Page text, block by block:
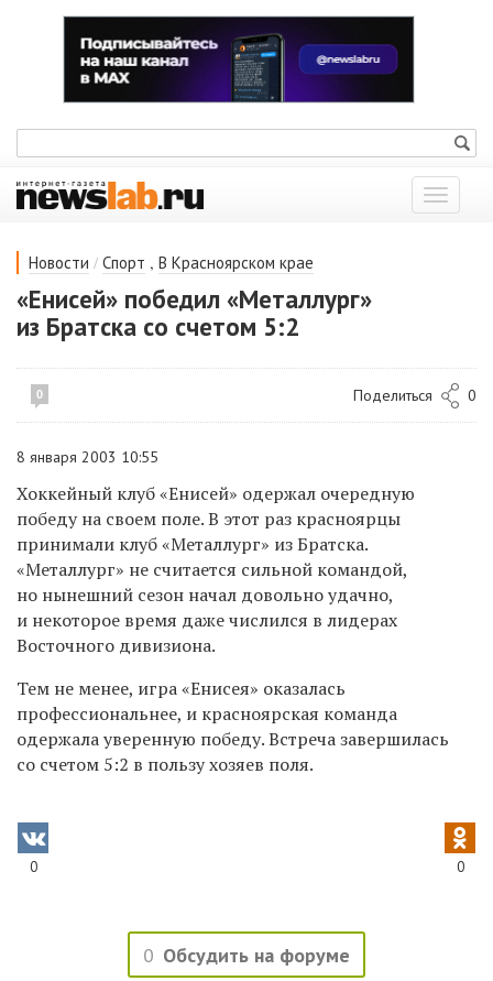
Показать
меню
Новости / Спорт , В Красноярском крае
«Енисей» победил «Металлург»
из Братска со счетом 5:2
0 Поделиться 0
8 января 2003 10:55
Хоккейный клуб «Енисей» одержал очередную
победу на своем поле. В этот раз красноярцы
принимали клуб «Металлург» из Братска.
«Металлург» не считается сильной командой,
но нынешний сезон начал довольно удачно,
и некоторое время даже числился в лидерах
Восточного дивизиона.
Тем не менее, игра «Енисея» оказалась
профессиональнее, и красноярская команда
одержала уверенную победу. Встреча завершилась
со счетом 5:2 в пользу хозяев поля.
0 0
0 Обсудить на форуме